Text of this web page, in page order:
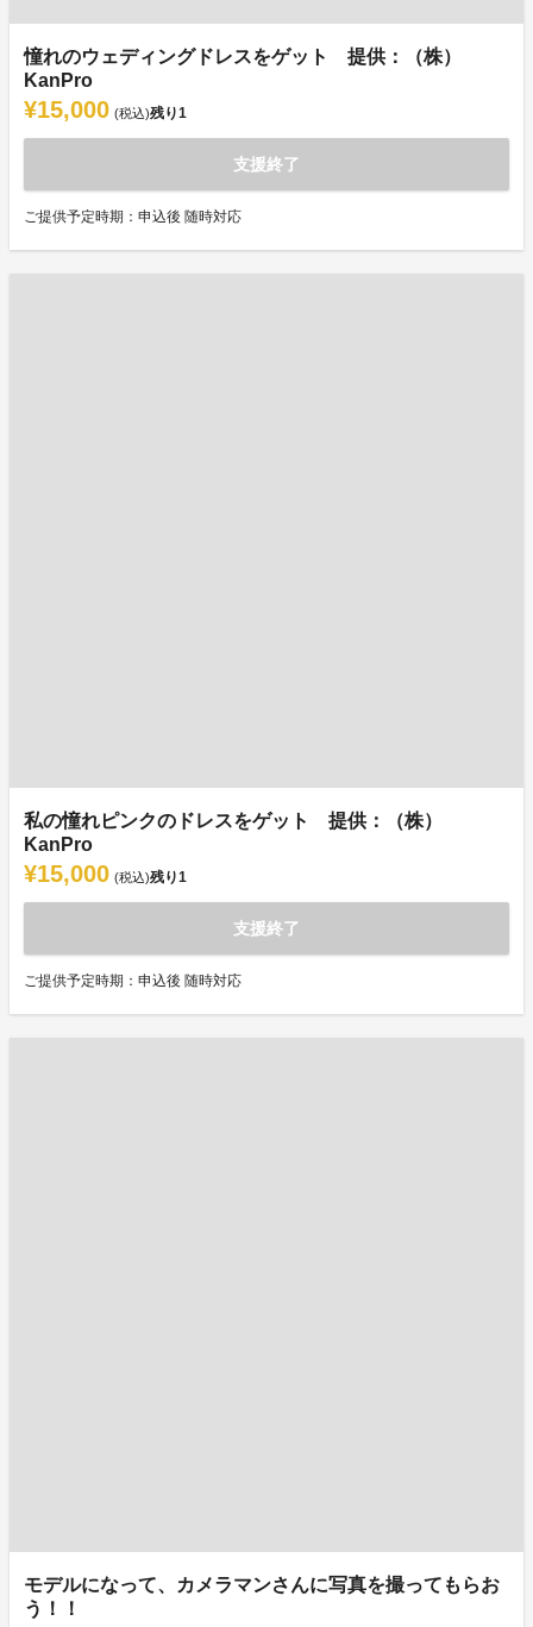
憧れのウェディングドレスをゲット 提供：（株）
KanPro
¥15,000 (税込)残り1
支援終了
ご提供予定時期：申込後 随時対応
私の憧れピンクのドレスをゲット 提供：（株）
KanPro
¥15,000 (税込)残り1
支援終了
ご提供予定時期：申込後 随時対応
モデルになって、カメラマンさんに写真を撮ってもらお
う！！